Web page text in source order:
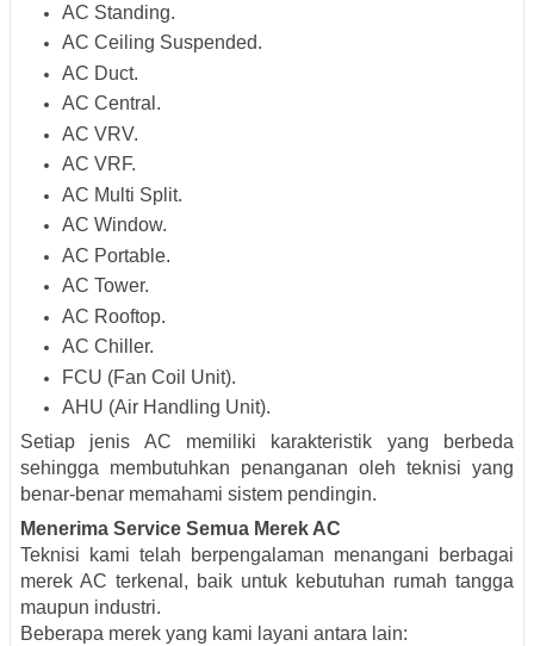
AC Standing.
AC Ceiling Suspended.
AC Duct.
AC Central.
AC VRV.
AC VRF.
AC Multi Split.
AC Window.
AC Portable.
AC Tower.
AC Rooftop.
AC Chiller.
FCU (Fan Coil Unit).
AHU (Air Handling Unit).
Setiap jenis AC memiliki karakteristik yang berbeda
sehingga membutuhkan penanganan oleh teknisi yang
benar-benar memahami sistem pendingin.
Menerima Service Semua Merek AC
Teknisi kami telah berpengalaman menangani berbagai
merek AC terkenal, baik untuk kebutuhan rumah tangga
maupun industri.
Beberapa merek yang kami layani antara lain: